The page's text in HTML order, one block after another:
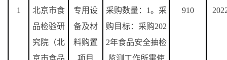
1
北京市食
品检验研
究院（北
京市食品
专用设
备及材
料购置
项目
采购数量： 1。采
购目标：采购202
2年食品安全抽检
监测工作所需使
910